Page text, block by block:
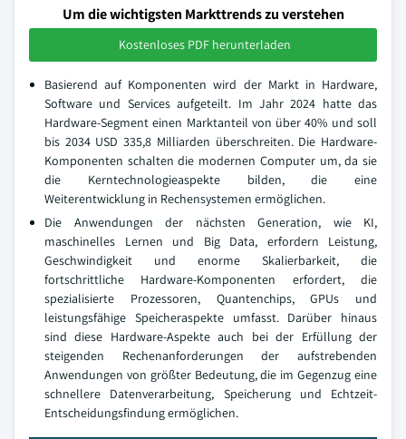
Um die wichtigsten Markttrends zu verstehen
Kostenloses PDF herunterladen
Basierend auf Komponenten wird der Markt in Hardware,
Software und Services aufgeteilt. Im Jahr 2024 hatte das
Hardware-Segment einen Marktanteil von über 40% und soll
bis 2034 USD 335,8 Milliarden überschreiten. Die Hardware-
Komponenten schalten die modernen Computer um, da sie
die Kerntechnologieaspekte bilden, die eine
Weiterentwicklung in Rechensystemen ermöglichen.
Die Anwendungen der nächsten Generation, wie KI,
maschinelles Lernen und Big Data, erfordern Leistung,
Geschwindigkeit und enorme Skalierbarkeit, die
fortschrittliche Hardware-Komponenten erfordert, die
spezialisierte Prozessoren, Quantenchips, GPUs und
leistungsfähige Speicheraspekte umfasst. Darüber hinaus
sind diese Hardware-Aspekte auch bei der Erfüllung der
steigenden Rechenanforderungen der aufstrebenden
Anwendungen von größter Bedeutung, die im Gegenzug eine
schnellere Datenverarbeitung, Speicherung und Echtzeit-
Entscheidungsfindung ermöglichen.